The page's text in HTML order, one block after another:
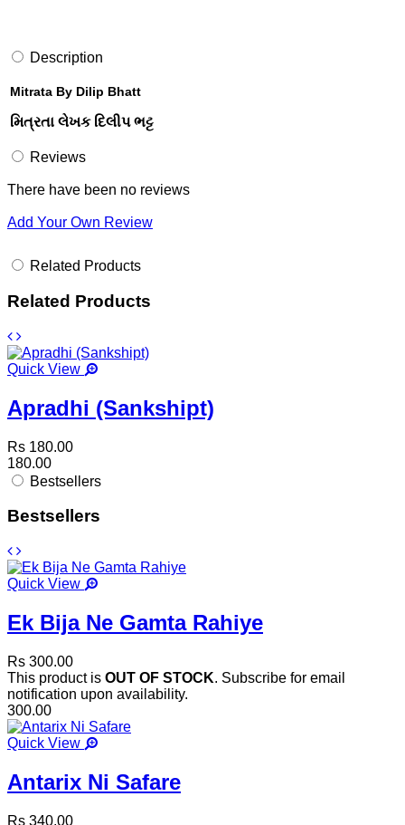
Description
Mitrata By Dilip Bhatt
મિત્રતા લેખક દિલીપ ભટ્ટ
Reviews
There have been no reviews
Add Your Own Review
Related Products
Related Products
Quick View
Apradhi (Sankshipt)
Rs 180.00
180.00
Bestsellers
Bestsellers
Quick View
Ek Bija Ne Gamta Rahiye
Rs 300.00
This product is OUT OF STOCK. Subscribe for email
notification upon availability.
300.00
Quick View
Antarix Ni Safare
Rs 340.00